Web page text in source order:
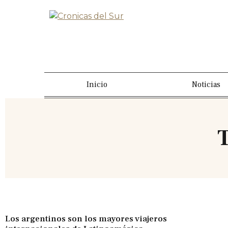
Inicio Noticias
Los argentinos son los mayores viajeros